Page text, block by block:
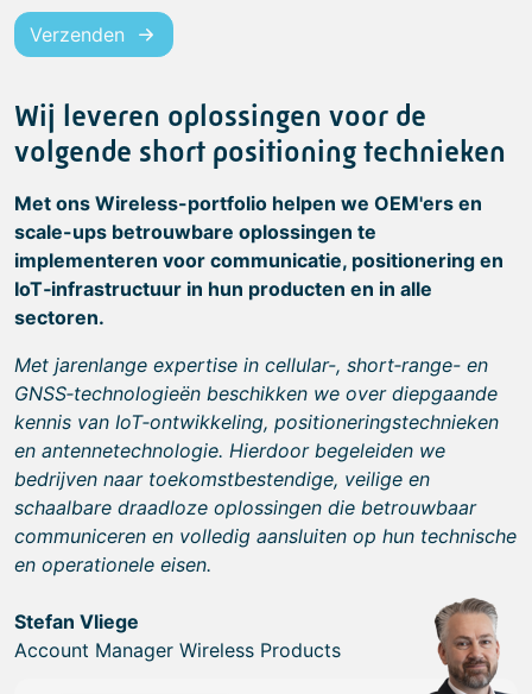
Verzenden
Wij leveren oplossingen voor de
volgende short positioning technieken
Met ons Wireless-portfolio helpen we OEM'ers en
scale-ups betrouwbare oplossingen te
implementeren voor communicatie, positionering en
IoT‑infrastructuur in hun producten en in alle
sectoren.
Met jarenlange expertise in cellular-, short‑range- en
GNSS‑technologieën beschikken we over diepgaande
kennis van IoT‑ontwikkeling, positioneringstechnieken
en antennetechnologie. Hierdoor begeleiden we
bedrijven naar toekomstbestendige, veilige en
schaalbare draadloze oplossingen die betrouwbaar
communiceren en volledig aansluiten op hun technische
en operationele eisen.
Stefan Vliege
Account Manager Wireless Products